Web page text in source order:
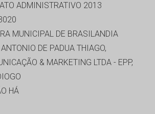
ADMINISTRATIVO 2013
MUNICIPAL DE BRASILANDIA
ANTONIO DE PADUA THIAGO,
& MARKETING LTDA - EPP,
HÁ